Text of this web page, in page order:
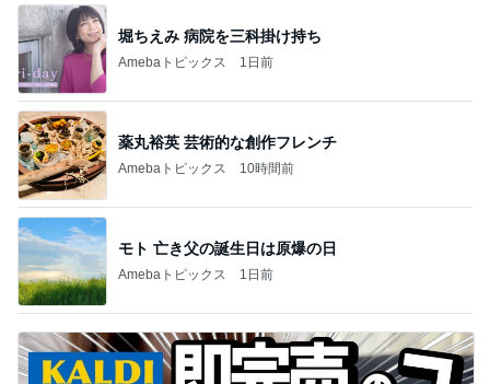
堀ちえみ 病院を三科掛け持ち
Amebaトピックス 1日前
薬丸裕英 芸術的な創作フレンチ
Amebaトピックス 10時間前
モト 亡き父の誕生日は原爆の日
Amebaトピックス 1日前